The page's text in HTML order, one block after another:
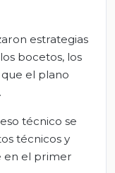
estrategias
bocetos, los
el plano
técnico se
técnicos y
en el primer